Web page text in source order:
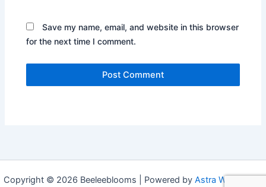
Save my name, email, and website in this browser
for the next time I comment.
Copyright © 2026 Beeleeblooms | Powered by Astra WordPress